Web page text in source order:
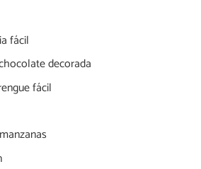
fácil
decorada
fácil